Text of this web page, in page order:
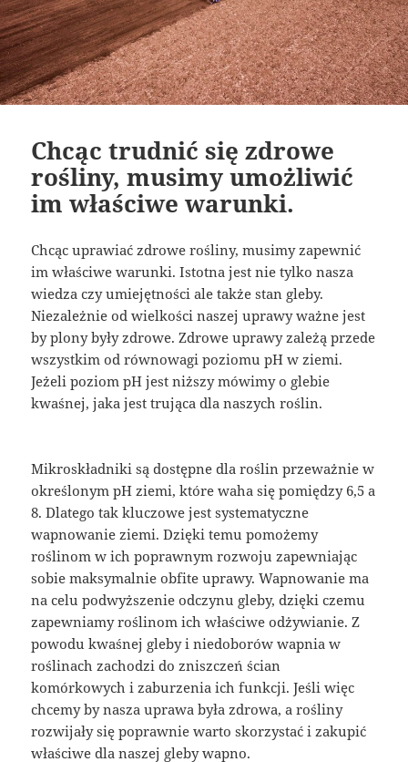
Chcąc trudnić się zdrowe
rośliny, musimy umożliwić
im właściwe warunki.
Chcąc uprawiać zdrowe rośliny, musimy zapewnić
im właściwe warunki. Istotna jest nie tylko nasza
wiedza czy umiejętności ale także stan gleby.
Niezależnie od wielkości naszej uprawy ważne jest
by plony były zdrowe. Zdrowe uprawy zależą przede
wszystkim od równowagi poziomu pH w ziemi.
Jeżeli poziom pH jest niższy mówimy o glebie
kwaśnej, jaka jest trująca dla naszych roślin.
Mikroskładniki są dostępne dla roślin przeważnie w
określonym pH ziemi, które waha się pomiędzy 6,5 a
8. Dlatego tak kluczowe jest systematyczne
wapnowanie ziemi. Dzięki temu pomożemy
roślinom w ich poprawnym rozwoju zapewniając
sobie maksymalnie obfite uprawy. Wapnowanie ma
na celu podwyższenie odczynu gleby, dzięki czemu
zapewniamy roślinom ich właściwe odżywianie. Z
powodu kwaśnej gleby i niedoborów wapnia w
roślinach zachodzi do zniszczeń ścian
komórkowych i zaburzenia ich funkcji. Jeśli więc
chcemy by nasza uprawa była zdrowa, a rośliny
rozwijały się poprawnie warto skorzystać i zakupić
właściwe dla naszej gleby wapno.